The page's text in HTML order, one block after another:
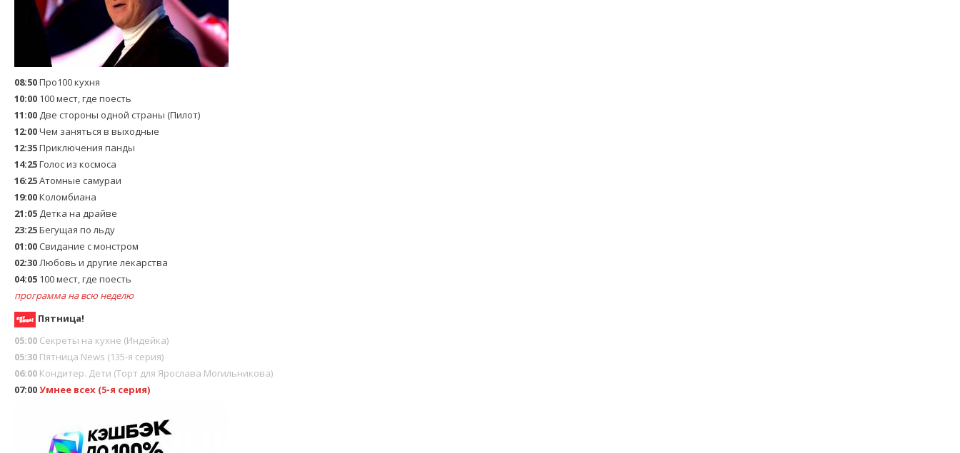
08:50Про100 кухня
10:00 100 мест, где поесть
11:00Две стороны одной страны (Пилот)
12:00Чем заняться в выходные
12:35Приключения панды
14:25Голос из космоса
16:25Атомные самураи
19:00Коломбиана
21:05Детка на драйве
23:25Бегущaя пo льду
01:00Свидание с монстром
02:30Любовь и другие лекарства
04:05 100 мест, где поесть
программа на всю неделю
Пятница!
05:00 Секреты на кухне (Индейка)
05:30 Пятница News (135-я серия)
06:00 Кoндитeр. Дети (Торт для Ярослава Могильникова)
07:00Умнее всех (5-я серия)